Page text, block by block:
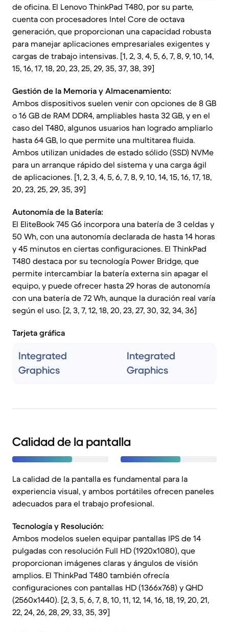
de oficina. El Lenovo ThinkPad T480, por su parte,
cuenta con procesadores Intel Core de octava
generación, que proporcionan una capacidad robusta
para manejar aplicaciones empresariales exigentes y
cargas de trabajo intensivas. [1, 2, 3, 4, 5, 6, 7, 8, 9, 10, 14,
15, 16, 17, 18, 20, 23, 25, 29, 35, 37, 38, 39]
Gestión de la Memoria y Almacenamiento:
Ambos dispositivos suelen venir con opciones de 8 GB
o 16 GB de RAM DDR4, ampliables hasta 32 GB, y en el
caso del T480, algunos usuarios han logrado ampliarlo
hasta 64 GB, lo que permite una multitarea fluida.
Ambos utilizan unidades de estado sólido (SSD) NVMe
para un arranque rápido del sistema y una carga ágil
de aplicaciones. [1, 2, 3, 4, 5, 6, 7, 8, 9, 10, 14, 15, 16, 17, 18,
20, 23, 25, 29, 35, 39]
Autonomía de la Batería:
El EliteBook 745 G6 incorpora una batería de 3 celdas y
50 Wh, con una autonomía declarada de hasta 14 horas
y 45 minutos en ciertas configuraciones. El ThinkPad
T480 destaca por su tecnología Power Bridge, que
permite intercambiar la batería externa sin apagar el
equipo, y puede ofrecer hasta 29 horas de autonomía
con una batería de 72 Wh, aunque la duración real varía
según el uso. [2, 3, 7, 12, 18, 20, 23, 27, 30, 32, 34, 36]
Tarjeta gráfica
Integrated
Graphics
Integrated
Graphics
Calidad de la pantalla
La calidad de la pantalla es fundamental para la
experiencia visual, y ambos portátiles ofrecen paneles
adecuados para el trabajo profesional.
Tecnología y Resolución:
Ambos modelos suelen equipar pantallas IPS de 14
pulgadas con resolución Full HD (1920x1080), que
proporcionan imágenes claras y ángulos de visión
amplios. El ThinkPad T480 también ofrecía
configuraciones con pantallas HD (1366x768) y QHD
(2560x1440). [2, 3, 5, 6, 7, 8, 10, 11, 12, 14, 16, 18, 19, 20, 21,
22, 24, 26, 28, 29, 33, 35, 39]